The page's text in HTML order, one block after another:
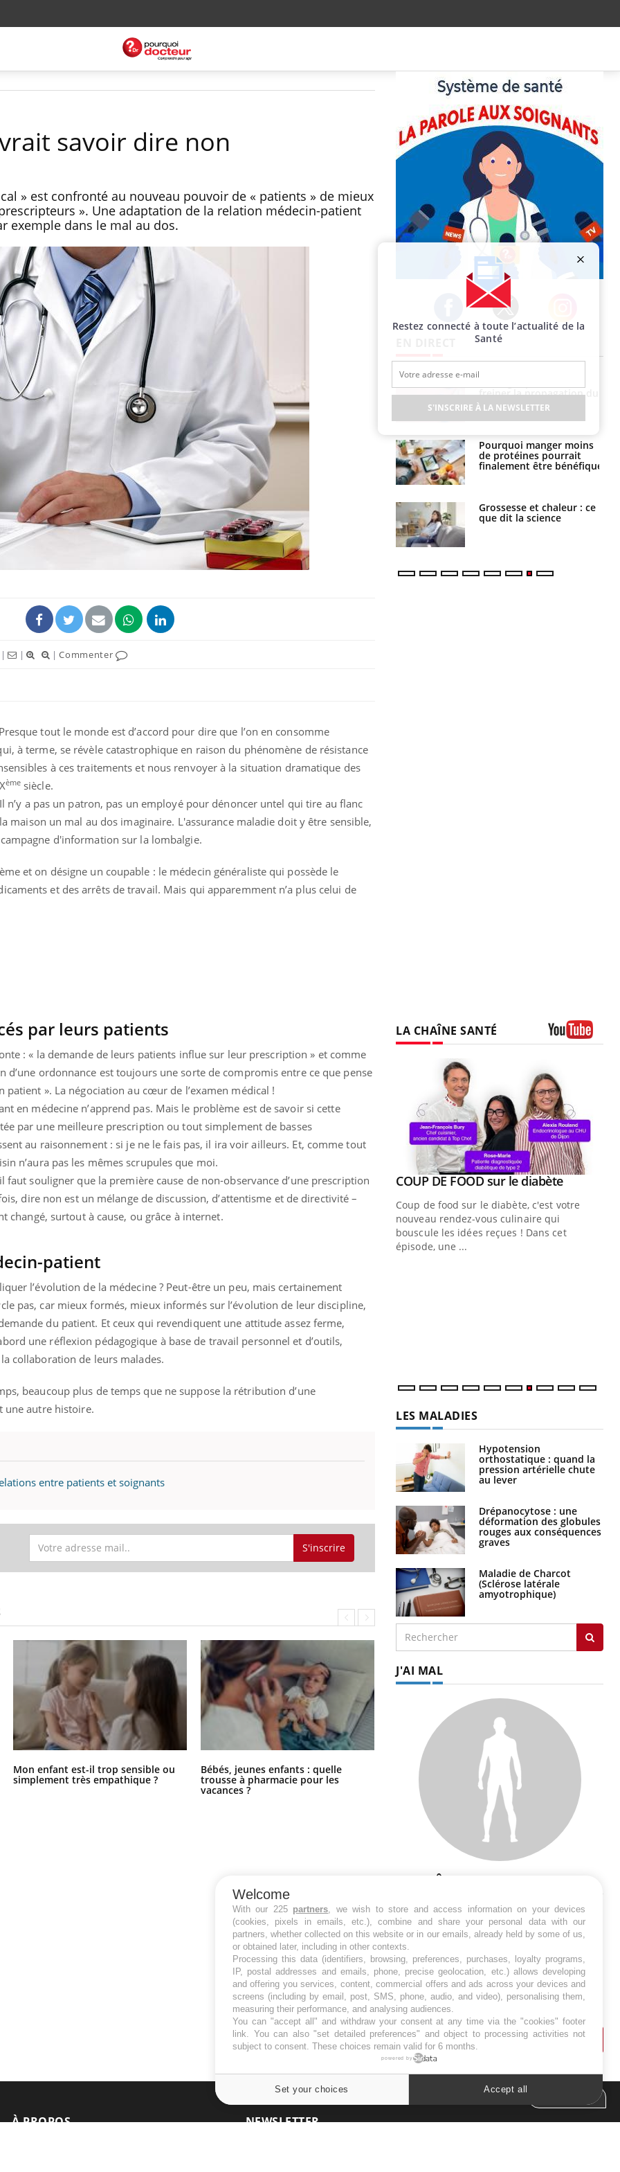
savoir dire non
» est confronté au nouveau pouvoir de « patients » de mieux
». Une adaptation de la relation médecin-patient
exemple dans le mal au dos.
| | |Commenter
tout le monde est d’accord pour dire que l’on en consomme
à terme, se révèle catastrophique en raison du phénomène de résistance
à ces traitements et nous renvoyer à la situation dramatique des
èmesiècle.
n’y a pas un patron, pas un employé pour dénoncer untel qui tire au flanc
maison un mal au dos imaginaire. L'assurance maladie doit y être sensible,
d'information sur la lombalgie.
et on désigne un coupable : le médecin généraliste qui possède le
et des arrêts de travail. Mais qui apparemment n’a plus celui de
par leurs patients
: « la demande de leurs patients influe sur leur prescription » et comme
d’une ordonnance est toujours une sorte de compromis entre ce que pense
patient ». La négociation au cœur de l’examen médical !
en médecine n’apprend pas. Mais le problème est de savoir si cette
par une meilleure prescription ou tout simplement de basses
au raisonnement : si je ne le fais pas, il ira voir ailleurs. Et, comme tout
n’aura pas les mêmes scrupules que moi.
faut souligner que la première cause de non-observance d’une prescription
dire non est un mélange de discussion, d’attentisme et de directivité –
changé, surtout à cause, ou grâce à internet.
patient
l’évolution de la médecine ? Peut-être un peu, mais certainement
pas, car mieux formés, mieux informés sur l’évolution de leur discipline,
du patient. Et ceux qui revendiquent une attitude assez ferme,
une réflexion pédagogique à base de travail personnel et d’outils,
collaboration de leurs malades.
beaucoup plus de temps que ne suppose la rétribution d’une
une autre histoire.
entre patients et soignants
S'inscrire
Mon enfant est-il trop sensible ou
simplement très empathique ?
Bébés, jeunes enfants : quelle
trousse à pharmacie pour les
vacances ?
Syndrome métabolique : quels sont
les meilleurs exercices physiques ?
Facebook Twitter Instagram
Les médicaments GLP-1
protègent-ils aussi les os
Cytomégalovirus : ce qui
change dans la prise en
charge des femmes
enceintes
La sieste empêche-t-elle
de dormir la nuit ?
VIH : la fin du comprimé
tous les jours se profile-t-
elle enfin ?
pourquoi le risque de
noyade grimpe-t-il ?
freiner la propagation du
cancer ?
Pourquoi manger moins
de protéines pourrait
finalement être bénéfique
Grossesse et chaleur : ce
que dit la science
LA CHAÎNE SANTÉ
& Ramadan 2026Youtube
approche, et, pour de
personnes atteintes de
Youtube
Un « jumeau numérique » pour
faciliter l’accès à la médecine
préventiveYoutube
Youtube
COUP DE FOOD sur le diabèteYoutube
Coup de food sur le diabète, c'est votre
nouveau rendez-vous culinaire qui
bouscule les idées reçues ! Dans cet
épisode, une ...
LES MALADIES
Hypotension
orthostatique : quand la
pression artérielle chute
au lever
Drépanocytose : une
déformation des globules
rouges aux conséquences
graves
Maladie de Charcot
(Sclérose latérale
amyotrophique)
J'AI MAL
SYMPTÔMES
Douleurs de l’avant-pied :
des métatarsalgies à 90 %
liées à problème d’appui
Mauvaise haleine : il faut
améliorer l’hygiène
bucco-dentaire
Restez connecté à toute l’actualité de la
Santé
S'INSCRIRE À LA NEWSLETTER
À PROPOS NEWSLETTER
Welcome
With our 225 partners, we wish to store and access information on your devices
(cookies, pixels in emails, etc.), combine and share your personal data with our
partners, whether collected on this website or in our emails, already held by some of us,
or obtained later, including in other contexts.
Processing this data (identifiers, browsing, preferences, purchases, loyalty programs,
IP, postal addresses and emails, phone, precise geolocation, etc.) allows developing
and offering you services, content, commercial offers and ads across your devices and
screens (including by email, post, SMS, phone, audio, and video), personalising them,
measuring their performance, and analysing audiences.
You can "accept all" and withdraw your consent at any time via the "cookies" footer
link. You can also "set detailed preferences" and object to processing activities not
subject to consent. These choices remain valid for 6 months.
powered by
Set your choices Accept all